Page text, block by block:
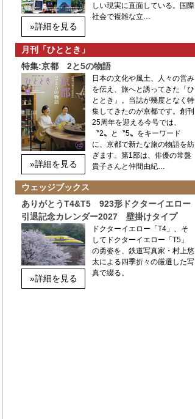
»詳細を見る
しい現実に直面している。国際
社会で複雑な立…
月刊「ひととき」
特集:京都 2と5の物語
»詳細を見る
日本の文化や風土、人々の営み
を伝え、旅へと誘ってきた「ひ
ととき」。当誌が幾度となく特
集してきたのが京都です。創刊
25周年を迎える今号では、
〝2〟と〝5〟をキーワード
に、京都で新たな旅の物語を紡
ぎます。第1部は、俳優の常盤
貴子さんと仲間由紀…
ウェッジブックス
ありがとうT4&T5 923形ドクターイエロー
引退記念カレンダー2027 壁掛けタイプ
»詳細を見る
ドクターイエロー「T4」、そ
してドクターイエロー「T5」
の勇姿を、鉄道写真家・村上悠
太による四季折々の厳選した写
真で綴る。